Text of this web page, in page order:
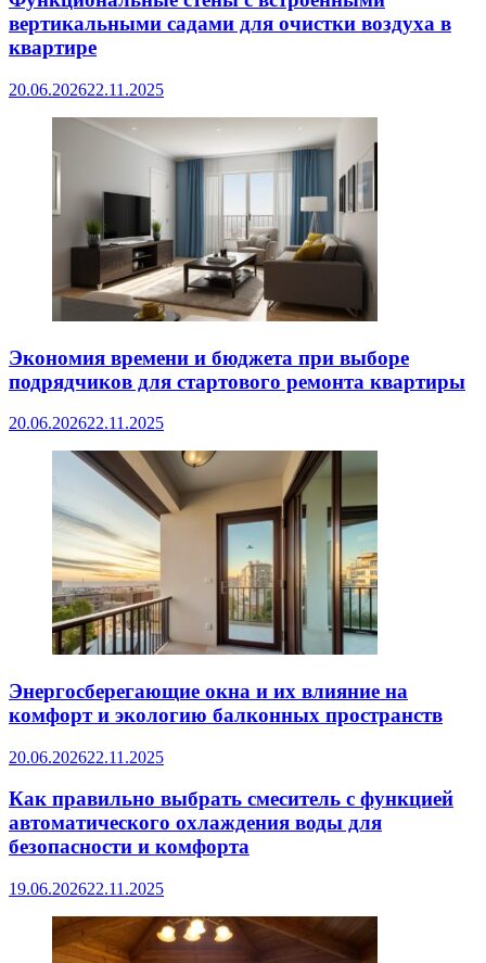
вертикальными садами для очистки воздуха в
квартире
20.06.202622.11.2025
Экономия времени и бюджета при выборе
подрядчиков для стартового ремонта квартиры
20.06.202622.11.2025
Энергосберегающие окна и их влияние на
комфорт и экологию балконных пространств
20.06.202622.11.2025
Как правильно выбрать смеситель с функцией
автоматического охлаждения воды для
безопасности и комфорта
19.06.202622.11.2025